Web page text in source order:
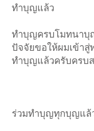
ทำบุญแล้ว
ทำบุญครบโมทนาบุ
ปัจจัยขอให้ผมเข้า
ทำบุญแล้วครับครบ
ร่วมทำบุญทุกบุญแล้